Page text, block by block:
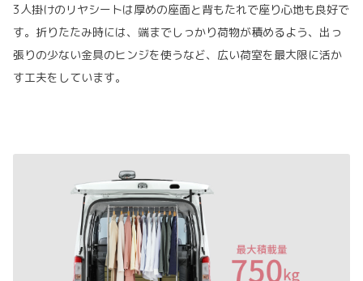
3人掛けのリヤシートは厚めの座面と背もたれで座り心地も良好で
す。折りたたみ時には、端までしっかり荷物が積めるよう、出っ
張りの少ない金具のヒンジを使うなど、広い荷室を最大限に活か
す工夫をしています。